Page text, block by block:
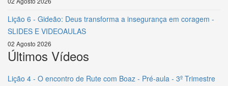
Lição 6 - Gideão: Deus transforma a insegurança em coragem -
SLIDES E VIDEOAULAS
02 Agosto 2026
Últimos Vídeos
Lição 4 - O encontro de Rute com Boaz - Pré-aula - 3º Trimestre